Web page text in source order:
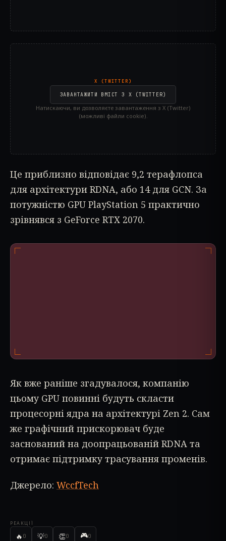
РЕАКЦІЇ
🔥 0 💡0 👏0 🎮0
X (TWITTER)
ЗАВАНТАЖИТИ ВМІСТ З X (TWITTER)
Натискаючи, ви дозволяєте завантаження з X (Twitter)
(можливі файли cookie).
Це приблизно відповідає 9,2 терафлопса
для архітектури RDNA, або 14 для GCN. За
потужністю GPU PlayStation 5 практично
зрівнявся з GeForce RTX 2070.
Як вже раніше згадувалося, компанію
цьому GPU повинні будуть скласти
процесорні ядра на архітектурі Zen 2. Сам
же графічний прискорювач буде
заснований на доопрацьованій RDNA та
отримає підтримку трасування променів.
Джерело: WccfTech